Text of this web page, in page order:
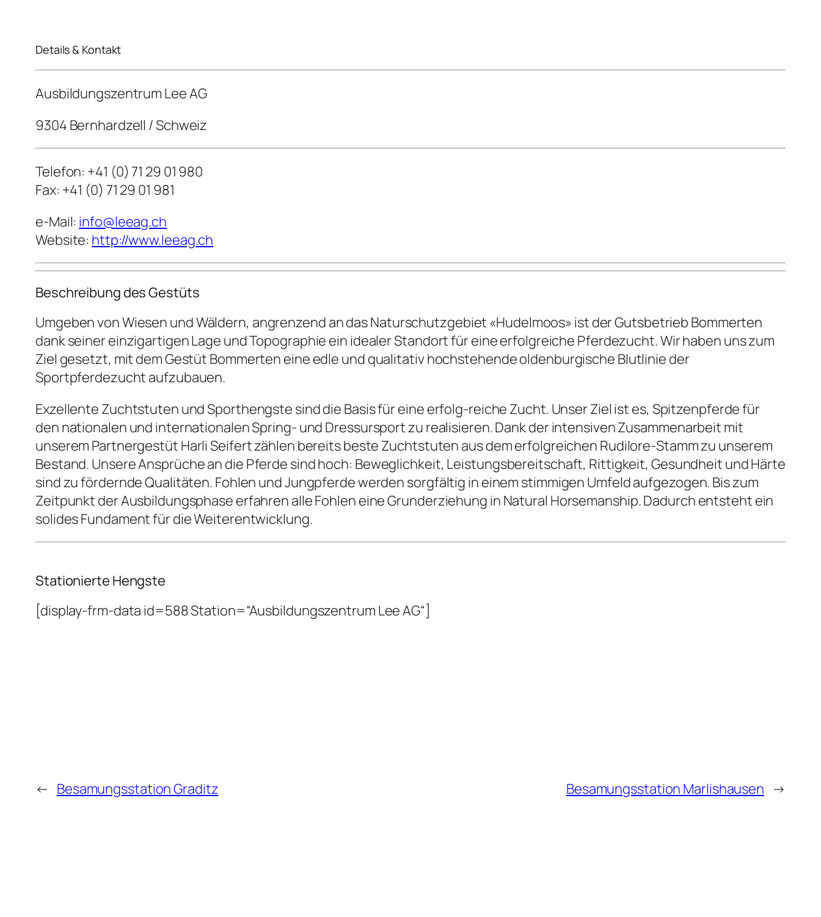
Details & Kontakt
Ausbildungszentrum Lee AG
9304 Bernhardzell / Schweiz
Telefon: +41 (0) 71 29 01 980
Fax: +41 (0) 71 29 01 981
e-Mail: info@leeag.ch
Website: http://www.leeag.ch
Beschreibung des Gestüts
Umgeben von Wiesen und Wäldern, angrenzend an das Naturschutzgebiet «Hudelmoos» ist der Gutsbetrieb Bommerten
dank seiner einzigartigen Lage und Topographie ein idealer Standort für eine erfolgreiche Pferdezucht. Wir haben uns zum
Ziel gesetzt, mit dem Gestüt Bommerten eine edle und qualitativ hochstehende oldenburgische Blutlinie der
Sportpferdezucht aufzubauen.
Exzellente Zuchtstuten und Sporthengste sind die Basis für eine erfolg-reiche Zucht. Unser Ziel ist es, Spitzenpferde für
den nationalen und internationalen Spring- und Dressursport zu realisieren. Dank der intensiven Zusammenarbeit mit
unserem Partnergestüt Harli Seifert zählen bereits beste Zuchtstuten aus dem erfolgreichen Rudilore-Stamm zu unserem
Bestand. Unsere Ansprüche an die Pferde sind hoch: Beweglichkeit, Leistungsbereitschaft, Rittigkeit, Gesundheit und Härte
sind zu fördernde Qualitäten. Fohlen und Jungpferde werden sorgfältig in einem stimmigen Umfeld aufgezogen. Bis zum
Zeitpunkt der Ausbildungsphase erfahren alle Fohlen eine Grunderziehung in Natural Horsemanship. Dadurch entsteht ein
solides Fundament für die Weiterentwicklung.
Stationierte Hengste
[display-frm-data id=588 Station=“Ausbildungszentrum Lee AG“]
← Besamungsstation Graditz Besamungsstation Marlishausen →